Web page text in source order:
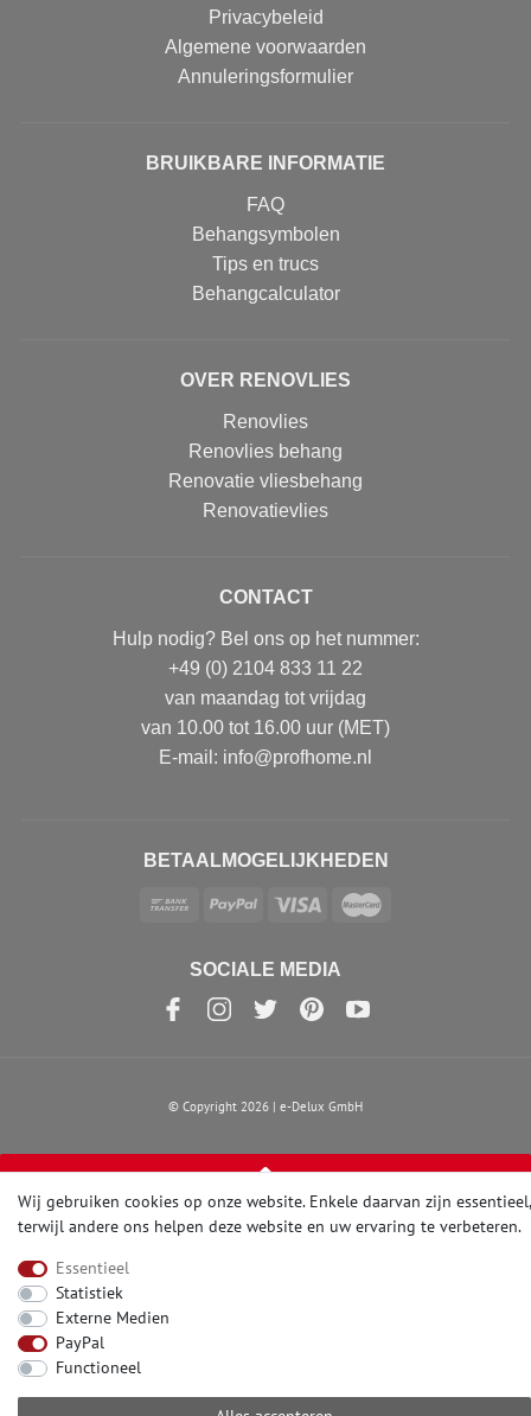
Privacybeleid
Algemene voorwaarden
Annuleringsformulier
BRUIKBARE INFORMATIE
FAQ
Behangsymbolen
Tips en trucs
Behangcalculator
OVER RENOVLIES
Renovlies
Renovlies behang
Renovatie vliesbehang
Renovatievlies
CONTACT
Hulp nodig? Bel ons op het nummer:
+49 (0) 2104 833 11 22
van maandag tot vrijdag
van 10.00 tot 16.00 uur (MET)
E-mail: info@profhome.nl
BETAALMOGELIJKHEDEN
SOCIALE MEDIA
© Copyright 2026 | e-Delux GmbH
Wij gebruiken cookies op onze website. Enkele daarvan zijn essentieel,
terwijl andere ons helpen deze website en uw ervaring te verbeteren.
Essentieel
Statistiek
Externe Medien
PayPal
Functioneel